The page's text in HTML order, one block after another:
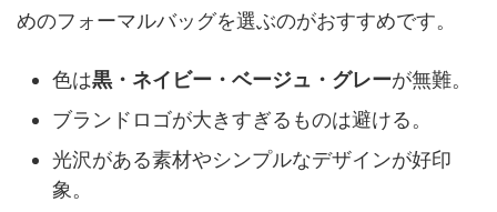
めのフォーマルバッグを選ぶのがおすすめです。
色は黒・ネイビー・ベージュ・グレーが無難。
ブランドロゴが大きすぎるものは避ける。
光沢がある素材やシンプルなデザインが好印
象。